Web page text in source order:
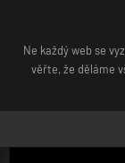
contentNe každý web se
věřte, že děláme